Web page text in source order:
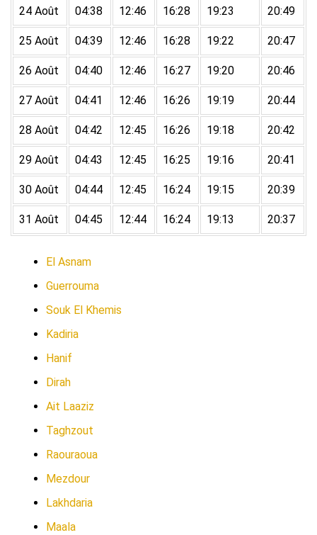
24 Août 04:38 12:46 16:28 19:23 20:49
25 Août 04:39 12:46 16:28 19:22 20:47
26 Août 04:40 12:46 16:27 19:20 20:46
27 Août 04:41 12:46 16:26 19:19 20:44
28 Août 04:42 12:45 16:26 19:18 20:42
29 Août 04:43 12:45 16:25 19:16 20:41
30 Août 04:44 12:45 16:24 19:15 20:39
31 Août 04:45 12:44 16:24 19:13 20:37
El Asnam
Guerrouma
Souk El Khemis
Kadiria
Hanif
Dirah
Ait Laaziz
Taghzout
Raouraoua
Mezdour
Lakhdaria
Maala